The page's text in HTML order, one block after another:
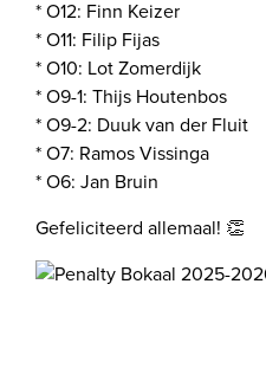
* O12: Finn Keizer
* O11: Filip Fijas
* O10: Lot Zomerdijk
* O9-1: Thijs Houtenbos
* O9-2: Duuk van der Fluit
* O7: Ramos Vissinga
* O6: Jan Bruin
Gefeliciteerd allemaal! 👏